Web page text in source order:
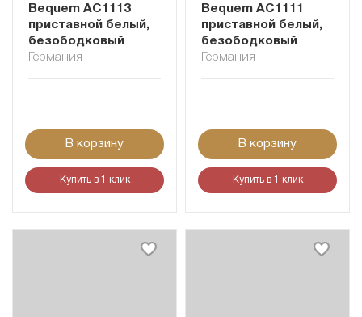
Bequem AC1113
приставной белый,
безободковый
Германия
В корзину
Купить в 1 клик
Bequem AC1111
приставной белый,
безободковый
Германия
В корзину
Купить в 1 клик